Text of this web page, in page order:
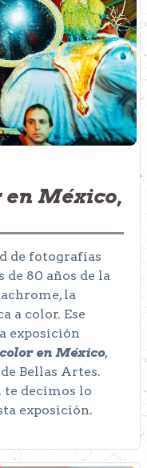
México,
de fotografías
de 80 años de la
la
a color. Ese
exposición
en México,
Bellas Artes.
te decimos lo
exposición.